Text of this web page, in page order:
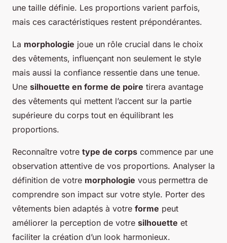
une taille définie. Les proportions varient parfois,
mais ces caractéristiques restent prépondérantes.
La morphologie joue un rôle crucial dans le choix
des vêtements, influençant non seulement le style
mais aussi la confiance ressentie dans une tenue.
Une silhouette en forme de poire tirera avantage
des vêtements qui mettent l’accent sur la partie
supérieure du corps tout en équilibrant les
proportions.
Reconnaître votre type de corps commence par une
observation attentive de vos proportions. Analyser la
définition de votre morphologie vous permettra de
comprendre son impact sur votre style. Porter des
vêtements bien adaptés à votre forme peut
améliorer la perception de votre silhouette et
faciliter la création d’un look harmonieux.